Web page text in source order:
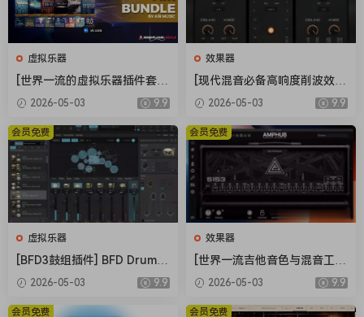
虚拟乐器
[世界一流的虚拟乐器插件套
装] AIR Music Technology In
struments Bundle 2025-R2
R [WiN]（5.92GB）
2026-05-03 9.9
效果器
[现代混音必备高响度削波效果
插件] Audioloom Maciel Aud
io Deux Clipper v1.0.0 [WiN,
MacOSX]（34.5MB+145MB)
2026-05-03 9.9
虚拟乐器
[BFD3鼓组插件] BFD Drums
BFD3 v3.5.0.49-R2R [WiN]
2026-05-03 9.9
会员免费
效果器
[世界一流吉他音色与混音工具
全套合集] STL Tones Bundle
v2026.04 [WiN, MacOSX]（1.
48GB+3.34GB）
2026-05-03 9.9
会员免费
会员免费 会员免费